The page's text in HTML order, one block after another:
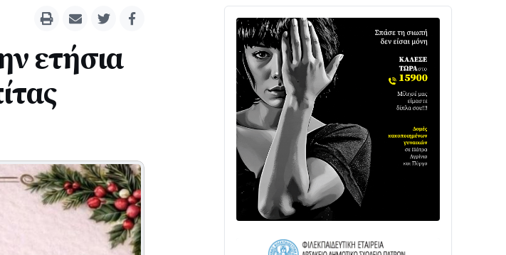
ετήσια